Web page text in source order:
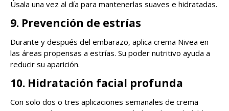
Úsala una vez al día para mantenerlas suaves e hidratadas.
9. Prevención de estrías
Durante y después del embarazo, aplica crema Nivea en
las áreas propensas a estrías. Su poder nutritivo ayuda a
reducir su aparición.
10. Hidratación facial profunda
Con solo dos o tres aplicaciones semanales de crema